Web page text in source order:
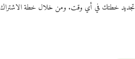
تجديد خطتك في أي وقت. ومن خلال خطة الاشتراك